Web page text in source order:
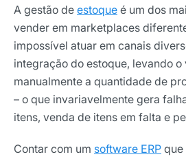
A gestão de estoque é um dos
vender em marketplaces
impossível atuar em canais
integração do estoque, levando
manualmente a quantidade de
– o que invariavelmente gera
itens, venda de itens em falta e
Contar com um software ERP que